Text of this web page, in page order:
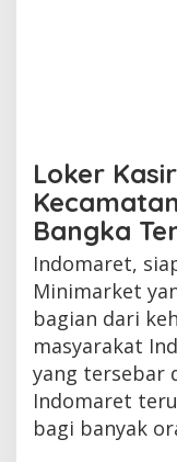
Loker
Bangka
Indomaret,
Minimarket
bagian dari
masyarakat
yang tersebar
Indomaret
bagi banyak